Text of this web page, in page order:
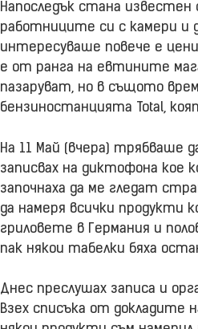
Напоследък стана
работниците си с камери и
интересуваше повече е
е от ранга на евтините
пазаруват, но в същото
бензиностанцията Total,
На 11 Май (вчера) трябваше
записвах на диктофона кое
започнаха да ме гледат
да намеря всички продукти
гриловете в Германия и
пак някои табелки бяха
Днес преслушах записа и
Взех списъка от докладите